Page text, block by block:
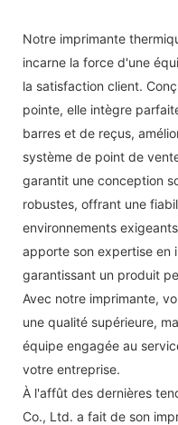
Notre imprimante
incarne la force d'une
la satisfaction client.
pointe, elle intègre
barres et de reçus,
système de point de
garantit une conception
robustes, offrant une
environnements
apporte son expertise en
garantissant un produit
Avec notre imprimante,
une qualité supérieure,
équipe engagée au
votre entreprise.
À l'affût des dernières
Co., Ltd. a fait de son